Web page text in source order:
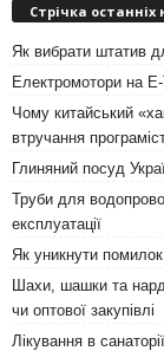
Стрічка останніх
Як вибрати штатив
Електромотори на
Чому китайський
втручання
Глиняний посуд
Труби для
експлуатації
Як уникнути
Шахи, шашки та
чи оптової закупівлі
Лікування в